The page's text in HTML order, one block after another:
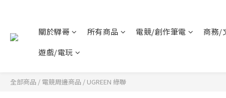
關於驊哥 所有商品 電競/創作筆電
商務/
遊戲/電玩
全部商品 / 電競周邊商品 / UGREEN 綠聯